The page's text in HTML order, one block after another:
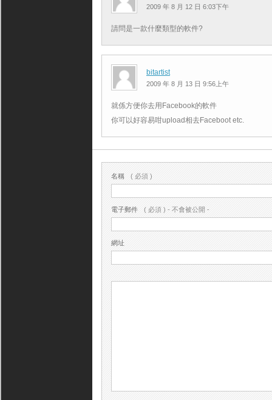
2009 年 8 月 12 日 6:03下午
請問是一款什麼類型的軟件?
bitartist
2009 年 8 月 13 日 9:56上午
就係方便你去用Facebook的軟件
你可以好容易咁upload相去Faceboot etc.
名稱 ( 必須 )
電子郵件 ( 必須 ) - 不會被公開 -
網址